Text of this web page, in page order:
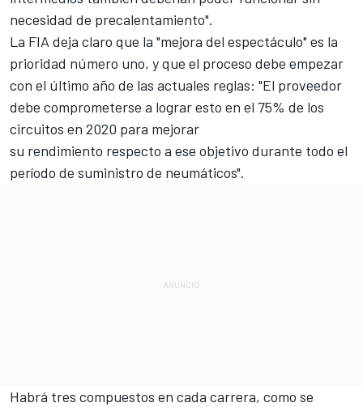
necesidad de precalentamiento".
La FIA deja claro que la "mejora del espectáculo" es la
prioridad número uno, y que el proceso debe empezar
con el último año de las actuales reglas: "El proveedor
debe comprometerse a lograr esto en el 75% de los
circuitos en 2020 para mejorar
su rendimiento respecto a ese objetivo durante todo el
período de suministro de neumáticos".
Habrá tres compuestos en cada carrera, como se